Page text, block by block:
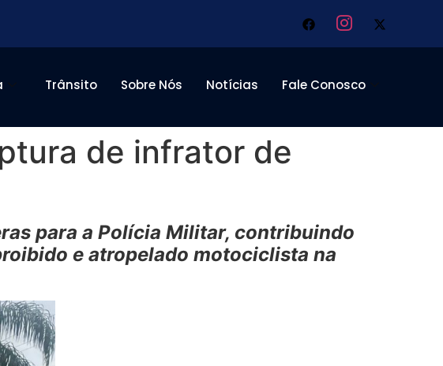
Trânsito Sobre Nós Notícias Fale Conosco
de infrator de
para a Polícia Militar, contribuindo
e atropelado motociclista na